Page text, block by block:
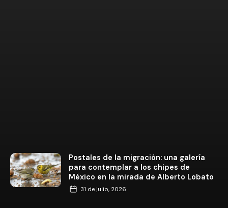
Postales de la migración: una galería
para contemplar a los chipes de
México en la mirada de Alberto Lobato
31 de julio, 2026